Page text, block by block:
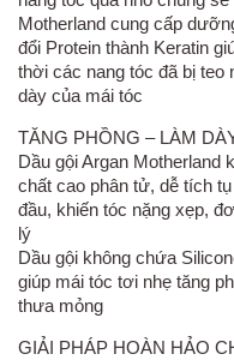
Motherland cung cấp
đổi Protein thành Keratin
thời các nang tóc đã bị teo
dày của mái tóc
TĂNG PHỒNG – LÀM
Dầu gội Argan Motherland
chất cao phân tử, dễ tích
đầu, khiến tóc nặng xẹp,
lý
Dầu gội không chứa
giúp mái tóc tơi nhẹ tăng
thưa mỏng
GIẢI PHÁP HOÀN HẢO